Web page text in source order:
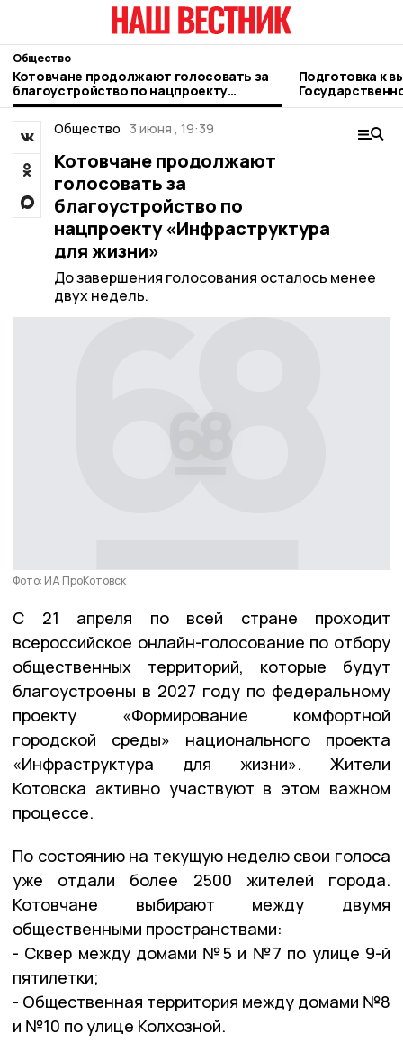
Общество
Котовчане продолжают голосовать за
благоустройство по нацпроекту
«Инфраструктура для жизни»
Подготовка к
областной
Общество
3 июня , 19:39
Котовчане продолжают
голосовать за
благоустройство по
нацпроекту «Инфраструктура
для жизни»
До завершения голосования осталось менее
двух недель.
Фото: ИА ПроКотовск
С 21 апреля по всей стране проходит
всероссийское онлайн-голосование по отбору
общественных территорий, которые будут
благоустроены в 2027 году по федеральному
проекту «Формирование комфортной
городской среды» национального проекта
«Инфраструктура для жизни». Жители
Котовска активно участвуют в этом важном
процессе.
По состоянию на текущую неделю свои голоса
уже отдали более 2500 жителей города.
Котовчане выбирают между двумя
общественными пространствами:
- Сквер между домами №5 и №7 по улице 9-й
пятилетки;
- Общественная территория между домами №8
и №10 по улице Колхозной.